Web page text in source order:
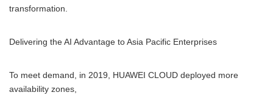
transformation.
Delivering the AI Advantage to Asia Pacific Enterprises
To meet demand, in 2019, HUAWEI CLOUD deployed more
availability zones,